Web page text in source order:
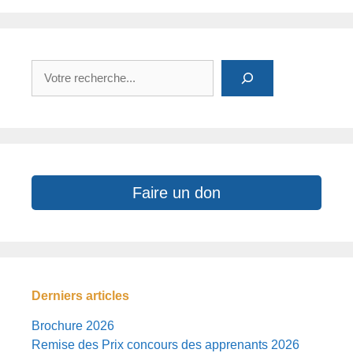
Faire un don
Derniers articles
Brochure 2026
Remise des Prix concours des apprenants 2026